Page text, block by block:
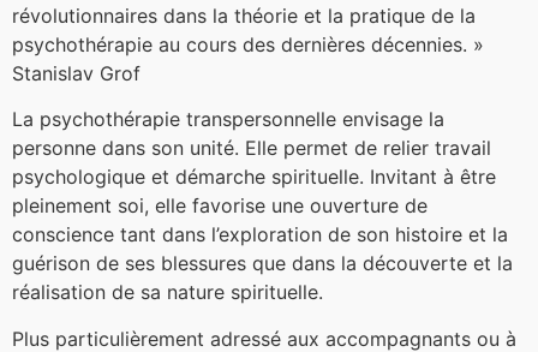
révolutionnaires dans la théorie et la pratique de la
psychothérapie au cours des dernières décennies. »
Stanislav Grof
La psychothérapie transpersonnelle envisage la
personne dans son unité. Elle permet de relier travail
psychologique et démarche spirituelle. Invitant à être
pleinement soi, elle favorise une ouverture de
conscience tant dans l’exploration de son histoire et la
guérison de ses blessures que dans la découverte et la
réalisation de sa nature spirituelle.
Plus particulièrement adressé aux accompagnants ou à